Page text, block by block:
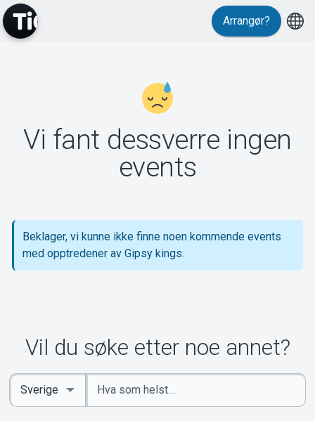
Support
Om Tickster
Arrangør?
Vi fant dessverre ingen
events
Beklager, vi kunne ikke finne noen kommende events
med opptredener av Gipsy kings.
Vil du søke etter noe annet?
Angi
nøkkelord
Select
Country